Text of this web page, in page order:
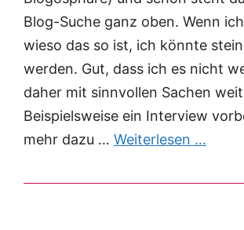
Blog-Suche ganz oben. Wenn
wieso das so ist, ich könnte
werden. Gut, dass ich es nicht
daher mit sinnvollen Sachen
Beispielsweise ein Interview
mehr dazu … Weiterlesen …